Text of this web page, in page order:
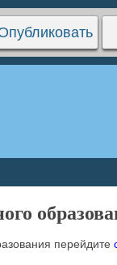
перейдите